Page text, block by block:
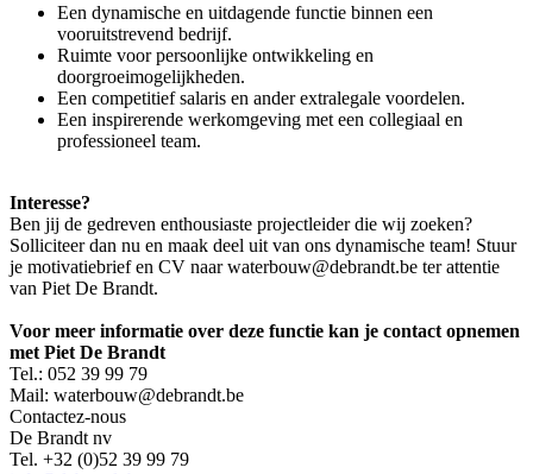
Een dynamische en uitdagende functie binnen een
vooruitstrevend bedrijf.
Ruimte voor persoonlijke ontwikkeling en
doorgroeimogelijkheden.
Een competitief salaris en ander extralegale voordelen.
Een inspirerende werkomgeving met een collegiaal en
professioneel team.
Interesse?
Ben jij de gedreven enthousiaste projectleider die wij zoeken?
Solliciteer dan nu en maak deel uit van ons dynamische team! Stuur
je motivatiebrief en CV naarwaterbouw@debrandt.be ter attentie
van Piet De Brandt.
Voor meer informatie over deze functie kan je contact opnemen
met Piet De Brandt
Tel.: 052 39 99 79
Mail: waterbouw@debrandt.be
Contactez-nous
De Brandt nv
Tel. +32 (0)52 39 99 79